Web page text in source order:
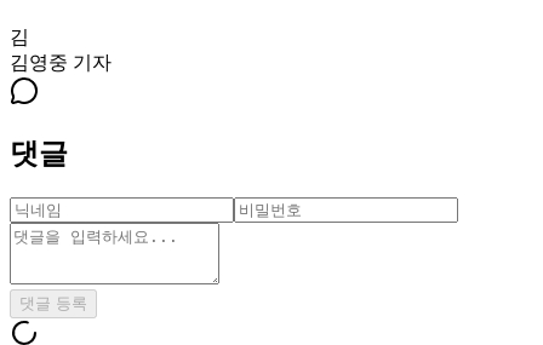
김
김영중 기자
댓글
댓글 등록